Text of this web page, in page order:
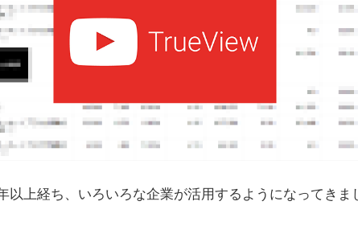
以上経ち、いろいろな企業が活用するようになってきま